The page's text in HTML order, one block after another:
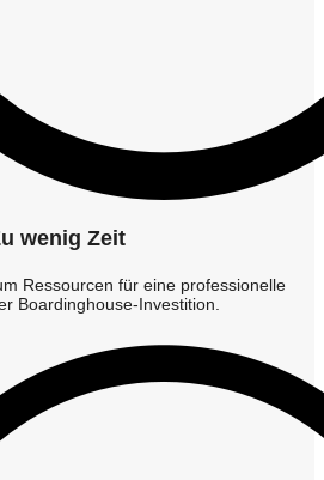
wenig Zeit
Ressourcen für eine professionelle
Boardinghouse-Investition.